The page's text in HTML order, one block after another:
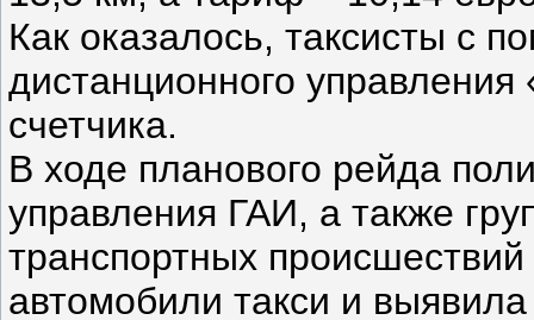
Как оказалось, таксисты с
дистанционного управления
счетчика.
В ходе планового рейда
управления ГАИ, а также
транспортных
автомобили такси и